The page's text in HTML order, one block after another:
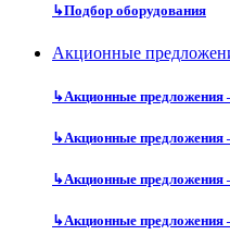
↳Подбор оборудования
Акционные
↳Акционные
↳Акционные
↳Акционные
↳Акционные